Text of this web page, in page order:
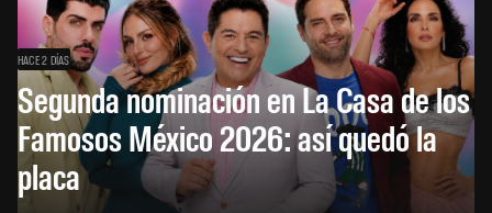
HACE 2 DÍAS
Segunda nominación en La Casa de los
Famosos México 2026: así quedó la
placa